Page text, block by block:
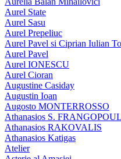
Aurel State
Aurel Sasu
Aurel Prepeliuc
Aurel Pavel si Ciprian Iulian
Aurel Pavel
Aurel IONESCU
Aurel Cioran
Augustine Casiday
Augustin Ioan
Augosto MONTERROSSO
Athanasios S.
Athanasios RAKOVALIS
Athanasios Katigas
Atelier